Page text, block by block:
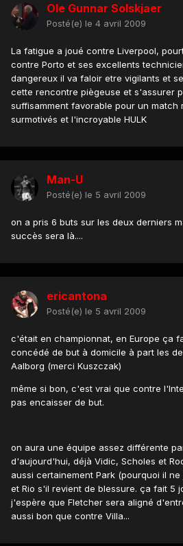
Ole Gunnar Solskjaer
Posté(e) le 4 avril 2009
La fatigue a joué contre Liverpool,
contre Porto et ses excellents
dangereux il va faloir etre vigilants et
cette rencontre piègeuse et s'assurer
suffisamment favorable pour un match
surmotivés et l'incroyable HULK
Man-U
Posté(e) le 5 avril 2009
on a pris 6 buts sur les deux derniers
succès sera là....
ericantona
Posté(e) le 5 avril 2009
c'était en championnat, en Europe ça
concédé de but à domicile à part les
Aalborg (merci Kuszczak)
même si bon, c'est vrai que contre
pas encaisser de but.
on aura une équipe assez différente
d'aujourd'hui, déjà Vidic, Scholes et
aussi certainement Park (pourquoi il
et Rio s'il revient de blessure. ça fait 5
j'espère que Fletcher sera aligné
aussi bon que contre Villa...